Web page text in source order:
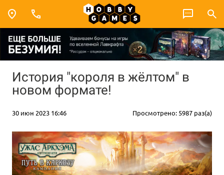
История "короля в жёлтом" в
новом формате!
30 июн 2023 16:46 Просмотрено: 5987 раз(а)